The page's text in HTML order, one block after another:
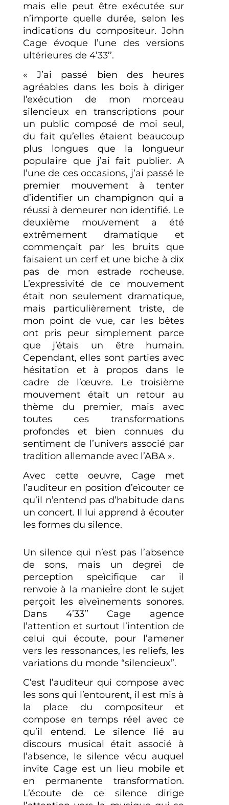
mais elle peut être exécutée sur
n’importe quelle durée, selon les
indications du compositeur. John
Cage évoque l’une des versions
ultérieures de 4’33’’.
« J’ai passé bien des heures
agréables dans les bois à diriger
l’exécution de mon morceau
silencieux en transcriptions pour
un public composé de moi seul,
du fait qu’elles étaient beaucoup
plus longues que la longueur
populaire que j’ai fait publier. A
l’une de ces occasions, j’ai passé le
premier mouvement à tenter
d’identifier un champignon qui a
réussi à demeurer non identifié. Le
deuxième mouvement a été
extrêmement dramatique et
commençait par les bruits que
faisaient un cerf et une biche à dix
pas de mon estrade rocheuse.
L’expressivité de ce mouvement
était non seulement dramatique,
mais particulièrement triste, de
mon point de vue, car les bêtes
ont pris peur simplement parce
que j’étais un être humain.
Cependant, elles sont parties avec
hésitation et à propos dans le
cadre de l’œuvre. Le troisième
mouvement était un retour au
thème du premier, mais avec
toutes ces transformations
profondes et bien connues du
sentiment de l’univers associé par
tradition allemande avec l’ABA ».
Avec cette oeuvre, Cage met
l’auditeur en position d’eìcouter ce
qu’il n’entend pas d’habitude dans
un concert. Il lui apprend à écouter
les formes du silence.
Un silence qui n’est pas l’absence
de sons, mais un degreì de
perception speìcifique car il
renvoie à la manieÌre dont le sujet
perçoit les eìveìnements sonores.
Dans 4’33’’ Cage agence
l’attention et surtout l’intention de
celui qui écoute, pour l’amener
vers les ressonances, les reliefs, les
variations du monde “silencieux”.
C’est l’auditeur qui compose avec
les sons qui l’entourent, il est mis à
la place du compositeur et
compose en temps réel avec ce
qu’il entend. Le silence lié au
discours musical était associé à
l’absence, le silence vécu auquel
invite Cage est un lieu mobile et
en permanente transformation.
L’écoute de ce silence dirige